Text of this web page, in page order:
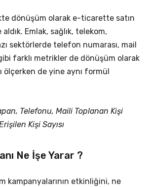
dönüşüm olarak e-ticarette satın
Emlak, sağlık, telekom,
sektörlerde telefon numarası, mail
farklı metrikler de dönüşüm olarak
ölçerken de yine aynı formül
Telefonu, Maili Toplanan Kişi
Kişi Sayısı
Ne İşe Yarar ?
kampanyalarının etkinliğini, ne